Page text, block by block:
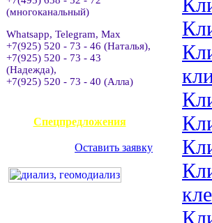
(многоканальный)
Whatsapp, Telegram, Max
+7(925) 520 - 73 - 46 (Наталья),
+7(925) 520 - 73 - 43
(Надежда),
+7(925) 520 - 73 - 40 (Алла)
Спецпредложения
Оставить заявку